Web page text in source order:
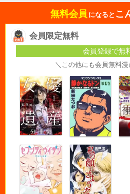
無料会員 になると こ
会員限定無料
会員登録で無
＼この他にも会員無料